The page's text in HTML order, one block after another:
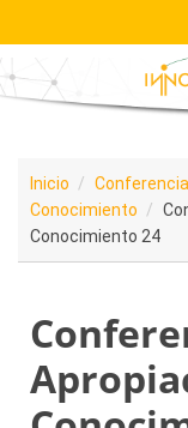
Pasar al contenido
Inicio
Conocimiento
Conocimiento 24